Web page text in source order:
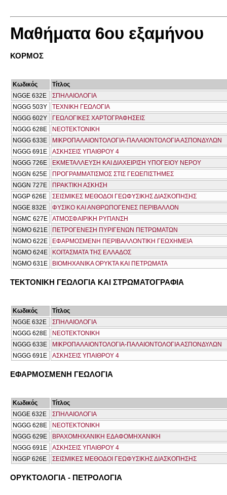
Μαθήματα 6ου εξαμήνου
ΚΟΡΜΟΣ
Κωδικός
Τίτλος
NGGE 632E
ΣΠΗΛΑΙΟΛΟΓΙΑ
NGGG 503Y
ΤΕΧΝΙΚΗ ΓΕΩΛΟΓΙΑ
NGGG 602Y
ΓΕΩΛΟΓΙΚΕΣ ΧΑΡΤΟΓΡΑΦΗΣΕΙΣ
NGGG 628E
ΝΕΟΤΕΚΤΟΝΙΚΗ
NGGG 633E
ΜΙΚΡΟΠΑΛΑΙΟΝΤΟΛΟΓΙΑ-ΠΑΛΑΙΟΝΤΟΛΟΓΙΑ ΑΣΠΟΝΔΥΛΩΝ
NGGG 691Ε
ΑΣΚΗΣΕΙΣ ΥΠΑΙΘΡΟΥ 4
NGGG 726E
ΕΚΜΕΤΑΛΛΕΥΣΗ ΚΑΙ ΔΙΑΧΕΙΡΙΣΗ ΥΠΟΓΕΙΟΥ ΝΕΡΟΥ
NGGN 625E
ΠΡΟΓΡΑΜΜΑΤΙΣΜΟΣ ΣΤΙΣ ΓΕΩΕΠΙΣΤΗΜΕΣ
NGGN 727E
ΠΡΑΚΤΙΚΗ ΑΣΚΗΣΗ
NGGP 626E
ΣΕΙΣΜΙΚΕΣ ΜΕΘΟΔΟΙ ΓΕΩΦΥΣΙΚΗΣ ΔΙΑΣΚΟΠΗΣΗΣ
NGGΕ 832Ε
ΦΥΣΙΚΟ ΚΑΙ ΑΝΘΡΩΠΟΓΕΝΕΣ ΠΕΡΙΒΑΛΛΟΝ
NGMC 627E
ΑΤΜΟΣΦΑΙΡΙΚΗ ΡΥΠΑΝΣΗ
NGMO 621E
ΠΕΤΡΟΓΕΝΕΣΗ ΠΥΡΙΓΕΝΩΝ ΠΕΤΡΩΜΑΤΩΝ
NGMO 622E
ΕΦΑΡΜΟΣΜΕΝΗ ΠΕΡΙΒΑΛΛΟΝΤΙΚΗ ΓΕΩΧΗΜΕΙΑ
NGMO 624E
ΚΟΙΤΑΣΜΑΤΑ ΤΗΣ ΕΛΛΑΔΟΣ
NGMO 631E
ΒΙΟΜΗΧΑΝΙΚΑ ΟΡΥΚΤΑ ΚΑΙ ΠΕΤΡΩΜΑΤΑ
ΤΕΚΤΟΝΙΚΗ ΓΕΩΛΟΓΙΑ ΚΑΙ ΣΤΡΩΜΑΤΟΓΡΑΦΙΑ
Κωδικός
Τίτλος
NGGE 632E
ΣΠΗΛΑΙΟΛΟΓΙΑ
NGGG 628E
ΝΕΟΤΕΚΤΟΝΙΚΗ
NGGG 633E
ΜΙΚΡΟΠΑΛΑΙΟΝΤΟΛΟΓΙΑ-ΠΑΛΑΙΟΝΤΟΛΟΓΙΑ ΑΣΠΟΝΔΥΛΩΝ
NGGG 691Ε
ΑΣΚΗΣΕΙΣ ΥΠΑΙΘΡΟΥ 4
ΕΦΑΡΜΟΣΜΕΝΗ ΓΕΩΛΟΓΙΑ
Κωδικός
Τίτλος
NGGE 632E
ΣΠΗΛΑΙΟΛΟΓΙΑ
NGGG 628E
ΝΕΟΤΕΚΤΟΝΙΚΗ
NGGG 629E
ΒΡΑΧΟΜΗΧΑΝΙΚΗ ΕΔΑΦΟΜΗΧΑΝΙΚΗ
NGGG 691Ε
ΑΣΚΗΣΕΙΣ ΥΠΑΙΘΡΟΥ 4
NGGP 626E
ΣΕΙΣΜΙΚΕΣ ΜΕΘΟΔΟΙ ΓΕΩΦΥΣΙΚΗΣ ΔΙΑΣΚΟΠΗΣΗΣ
ΟΡΥΚΤΟΛΟΓΙΑ - ΠΕΤΡΟΛΟΓΙΑ